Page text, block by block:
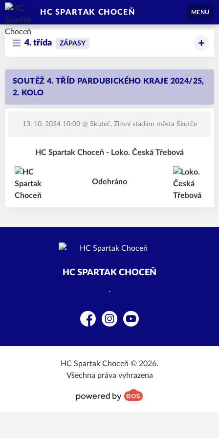
HC SPARTAK CHOCEŇ MENU
4. třída ZÁPASY
SOUTĚŽ 4. TŘÍD PARDUBICKÉHO KRAJE 2024/25,
2. KOLO
13. 10. 2024 10:00@ Skuteč, Zimní stadion města Skutče
HC Spartak Choceň - Loko. Česká Třebová
Odehráno
HC SPARTAK CHOCEŇ
.
FacebookInstagramYouTube
HC Spartak Choceň © 2026.
Všechna práva vyhrazena